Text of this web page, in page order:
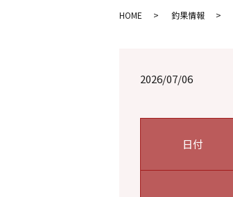
HOME 釣果情報
2026/07/06
日付